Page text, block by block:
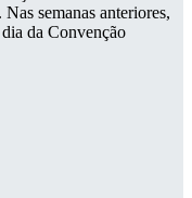
semanas anteriores,
da Convenção